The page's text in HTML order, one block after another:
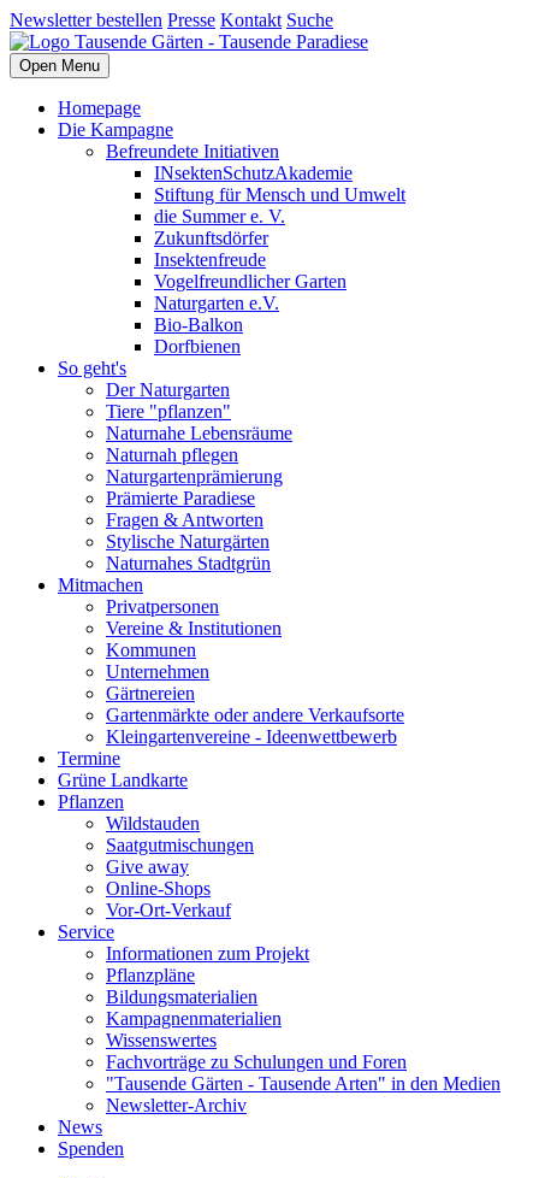
Newsletter bestellen Presse Kontakt Suche
Open Menu
Homepage
Die Kampagne
Befreundete Initiativen
INsektenSchutzAkademie
Stiftung für Mensch und Umwelt
die Summer e. V.
Zukunftsdörfer
Insektenfreude
Vogelfreundlicher Garten
Naturgarten e.V.
Bio-Balkon
Dorfbienen
So geht's
Der Naturgarten
Tiere "pflanzen"
Naturnahe Lebensräume
Naturnah pflegen
Naturgartenprämierung
Prämierte Paradiese
Fragen & Antworten
Stylische Naturgärten
Naturnahes Stadtgrün
Mitmachen
Privatpersonen
Vereine & Institutionen
Kommunen
Unternehmen
Gärtnereien
Gartenmärkte oder andere Verkaufsorte
Kleingartenvereine - Ideenwettbewerb
Termine
Grüne Landkarte
Pflanzen
Wildstauden
Saatgutmischungen
Give away
Online-Shops
Vor-Ort-Verkauf
Service
Informationen zum Projekt
Pflanzpläne
Bildungsmaterialien
Kampagnenmaterialien
Wissenswertes
Fachvorträge zu Schulungen und Foren
"Tausende Gärten - Tausende Arten" in den Medien
Newsletter-Archiv
News
Spenden